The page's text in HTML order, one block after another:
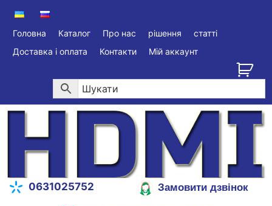
Головна Каталог Про нас рішення
статті
Доставка і оплата
Контакти Мій аккаунт
0631025752
Замовити дзвінок